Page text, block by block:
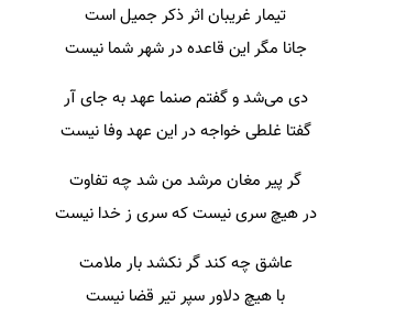
تیمار غریبان اثر ذکر جمیل است
جانا مگر این قاعده در شهر شما نیست
دی می‌شد و گفتم صنما عهد به جای آر
گفتا غلطی خواجه در این عهد وفا نیست
گر پیر مغان مرشد من شد چه تفاوت
در هیچ سری نیست که سری ز خدا نیست
عاشق چه کند گر نکشد بار ملامت
با هیچ دلاور سپر تیر قضا نیست